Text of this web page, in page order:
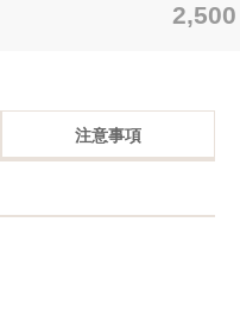
2,500
注意事項